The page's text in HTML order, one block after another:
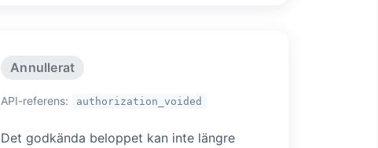
Annullerat
API-referens: authorization_voided
Det godkända beloppet kan inte längre